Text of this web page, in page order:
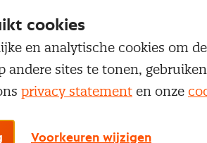
cookies
en analytische cookies om
andere sites te tonen,
privacy statement en onze
Voorkeuren wijzigen